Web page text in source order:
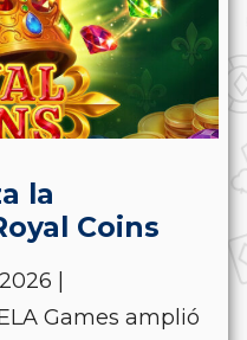
la
Coins
|
Games amplió